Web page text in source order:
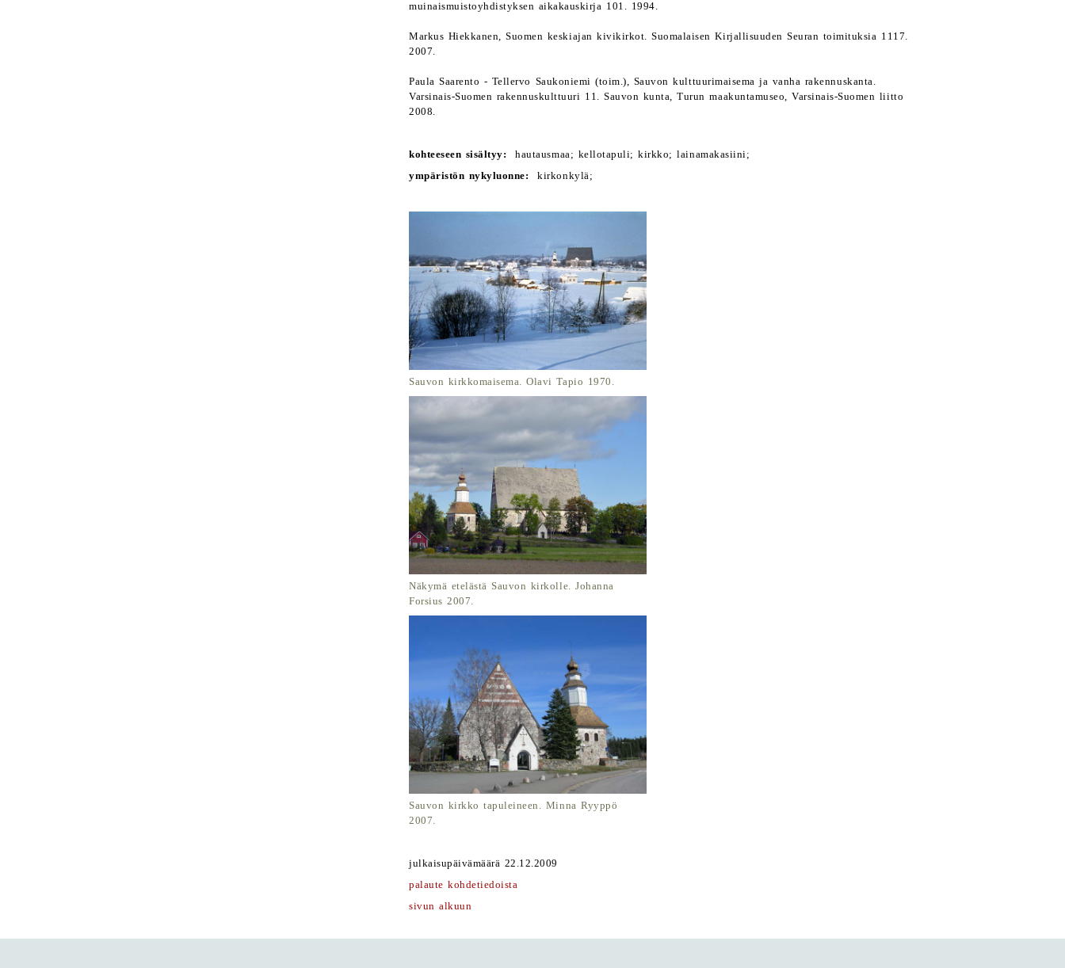
muinaismuistoyhdistyksen aikakauskirja 101. 1994.
Markus Hiekkanen, Suomen keskiajan kivikirkot. Suomalaisen Kirjallisuuden Seuran toimituksia 1117.
2007.
Paula Saarento - Tellervo Saukoniemi (toim.), Sauvon kulttuurimaisema ja vanha rakennuskanta.
Varsinais-Suomen rakennuskulttuuri 11. Sauvon kunta, Turun maakuntamuseo, Varsinais-Suomen liitto
2008.
kohteeseen sisältyy: hautausmaa; kellotapuli; kirkko; lainamakasiini;
ympäristön nykyluonne: kirkonkylä;
Sauvon kirkkomaisema. Olavi Tapio 1970.
Näkymä etelästä Sauvon kirkolle. Johanna
Forsius 2007.
Sauvon kirkko tapuleineen. Minna Ryyppö
2007.
julkaisupäivämäärä 22.12.2009
palaute kohdetiedoista
sivun alkuun